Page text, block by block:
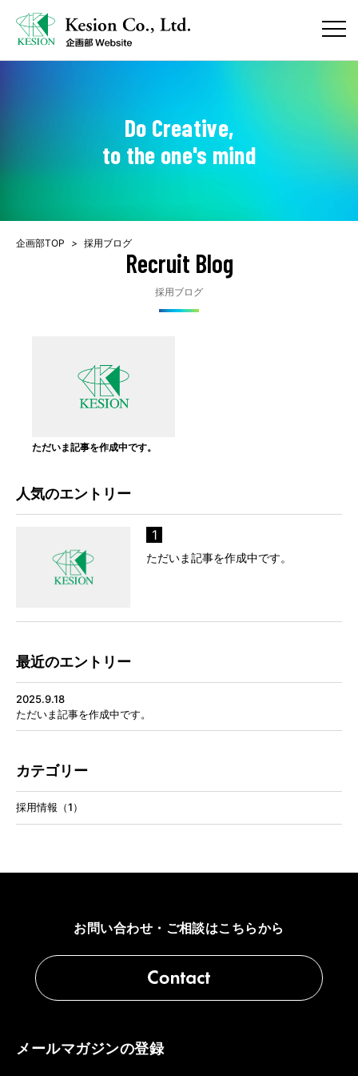
Do Creative,
to the one's mind
企画部TOP > 採用ブログ
Recruit Blog
採用ブログ
ただいま記事を作成中です。
人気のエントリー
1
ただいま記事を作成中です。
最近のエントリー
2025.9.18
ただいま記事を作成中です。
カテゴリー
採用情報（1）
お問い合わせ・ご相談はこちらから
メールマガジンの登録